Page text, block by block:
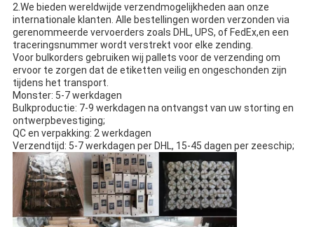
2.We bieden wereldwijde verzendmogelijkheden aan onze
internationale klanten. Alle bestellingen worden verzonden via
gerenommeerde vervoerders zoals DHL, UPS, of FedEx,en een
traceringsnummer wordt verstrekt voor elke zending.
Voor bulkorders gebruiken wij pallets voor de verzending om
ervoor te zorgen dat de etiketten veilig en ongeschonden zijn
tijdens het transport.
Monster: 5-7 werkdagen
Bulkproductie: 7-9 werkdagen na ontvangst van uw storting en
ontwerpbevestiging;
QC en verpakking: 2 werkdagen
Verzendtijd: 5-7 werkdagen per DHL, 15-45 dagen per zeeschip;